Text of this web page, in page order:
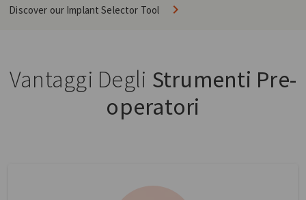
Discover our Implant Selector Tool
Vantaggi Degli Strumenti Pre-
operatori